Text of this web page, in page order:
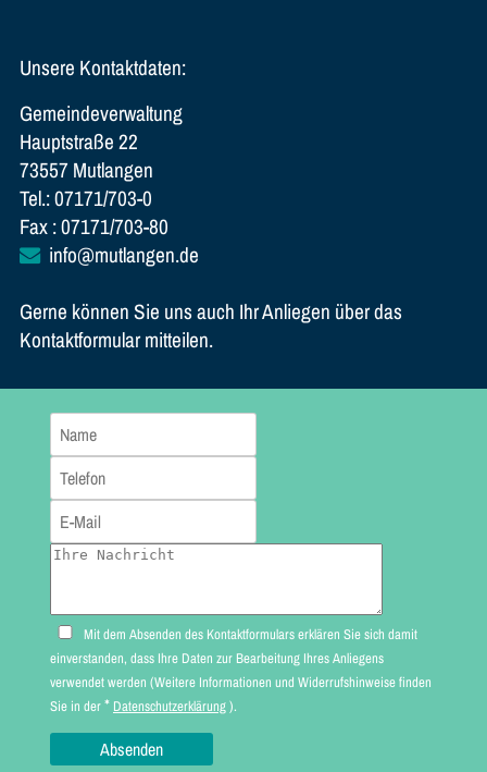
Unsere Kontaktdaten:
Gemeindeverwaltung
Hauptstraße 22
73557 Mutlangen
Tel.: 07171/703-0
Fax : 07171/703-80
info@mutlangen.de
Gerne können Sie uns auch Ihr Anliegen über das
Kontaktformular mitteilen.
Mit dem Absenden des Kontaktformulars erklären Sie sich damit
einverstanden, dass Ihre Daten zur Bearbeitung Ihres Anliegens
verwendet werden (Weitere Informationen und Widerrufshinweise finden
Sie in der* Datenschutzerklärung).